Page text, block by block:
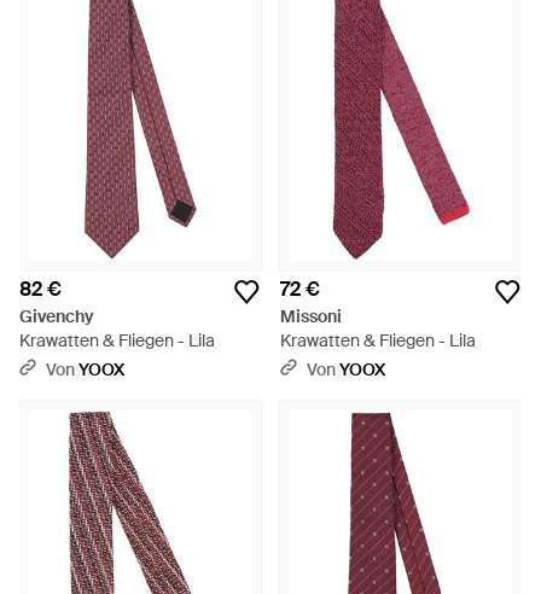
82 €
Givenchy
Krawatten & Fliegen - Lila
VonYOOX
72 €
Missoni
Krawatten & Fliegen - Lila
VonYOOX